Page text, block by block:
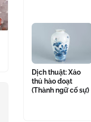
Dịch thuật: Xảo
thủ hào đoạt
(Thành ngữ cố sự)